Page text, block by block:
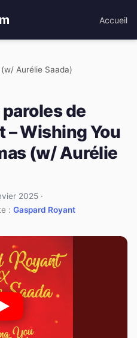
Accueil
Aurélie Saada)
de
– Wishing You
(w/ Aurélie
2025 ·
: Gaspard Royant